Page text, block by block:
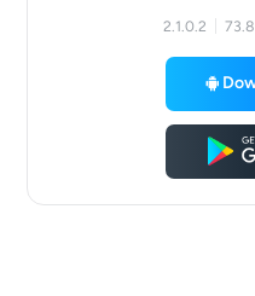
2.1.0.2